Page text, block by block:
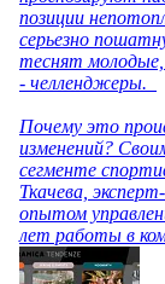
позиции
серьезно
теснят
- челленджеры.
Почему это
изменений?
сегменте
Ткачева,
опытом
лет работы в